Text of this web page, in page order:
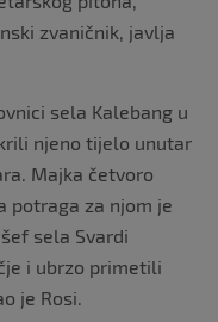
zvaničnik, javlja
sela Kalebang u
njeno tijelo unutar
Majka četvoro
potraga za njom je
sela Svardi
i ubrzo primetili
je Rosi.